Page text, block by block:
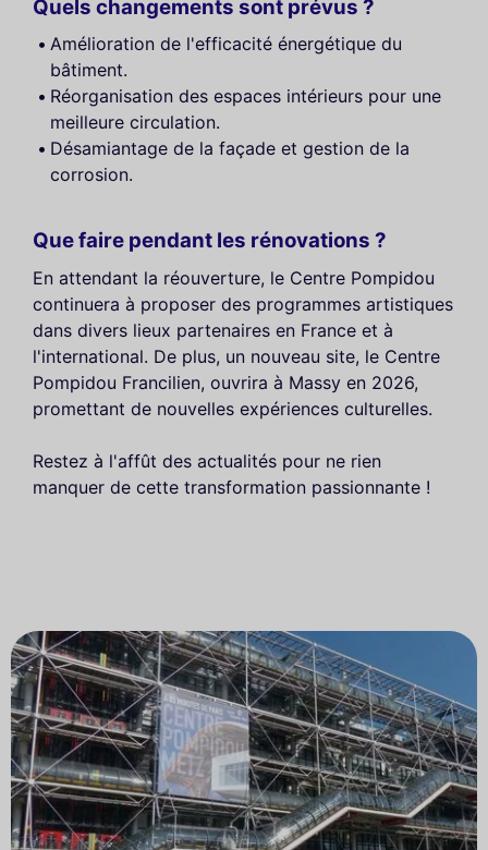
Quels changements sont prévus ?
Amélioration de l'efficacité énergétique du
bâtiment.
Réorganisation des espaces intérieurs pour une
meilleure circulation.
Désamiantage de la façade et gestion de la
corrosion.
Que faire pendant les rénovations ?
En attendant la réouverture, le Centre Pompidou
continuera à proposer des programmes artistiques
dans divers lieux partenaires en France et à
l'international. De plus, un nouveau site, le Centre
Pompidou Francilien, ouvrira à Massy en 2026,
promettant de nouvelles expériences culturelles.
Restez à l'affût des actualités pour ne rien
manquer de cette transformation passionnante !